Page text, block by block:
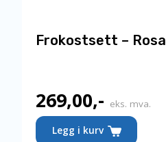
Frokostsett – Rosa
269,00,- eks. mva.
Legg i kurv